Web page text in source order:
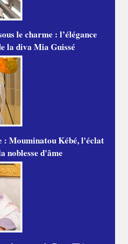
le charme : l’élégance
la diva Mia Guissé
: Mouminatou Kébé, l'éclat
noblesse d'âme